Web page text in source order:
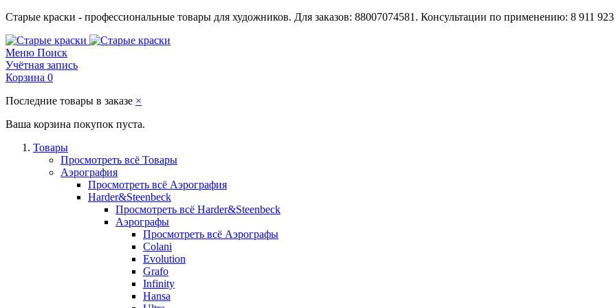
Старые краски - профессиональные товары для художников. Для заказов: 88007074581. Консультации по применению: 8 911 923
Меню Поиск
Учётная запись
Корзина 0
Последние товары в заказе ×
Ваша корзина покупок пуста.
Товары
Просмотреть всё Товары
Аэрография
Просмотреть всё Аэрография
Harder&Steenbeck
Просмотреть всё Harder&Steenbeck
Аэрографы
Просмотреть всё Аэрографы
Colani
Evolution
Grafo
Infinity
Hansa